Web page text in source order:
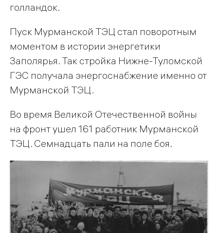
голландок.
Пуск Мурманской ТЭЦ стал поворотным
моментом в истории энергетики
Заполярья. Так стройка Нижне-Туломской
ГЭС получала энергоснабжение именно от
Мурманской ТЭЦ.
Во время Великой Отечественной войны
на фронт ушел 161 работник Мурманской
ТЭЦ. Семнадцать пали на поле боя.